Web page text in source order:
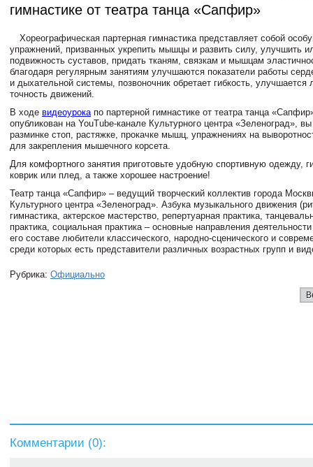
гимнастике от театра танца «Сапфир»
Хореографическая партерная гимнастика представляет собой
упражнений, призванных укрепить мышцы и развить силу, улучшить
подвижность суставов, придать тканям, связкам и мышцам
благодаря регулярным занятиям улучшаются показатели работы
и дыхательной системы, позвоночник обретает гибкость, улучшается
точность движений.
В ходе видеоурока по партерной гимнастике от театра танца
опубликован на YouTube-канале Культурного центра «Зеленоград»,
разминке стоп, растяжке, прокачке мышц, упражнениях на
для закрепления мышечного корсета.
Для комфортного занятия приготовьте удобную спортивную одежду,
коврик или плед, а также хорошее настроение!
Театр танца «Сапфир» – ведущий творческий коллектив города
Культурного центра «Зеленоград». Азбука музыкального движения
гимнастика, актерское мастерство, репертуарная практика,
практика, социальная практика – основные направления
его составе любители классического, народно-сценического и
среди которых есть представители различных возрастных групп и
Рубрика: Официально
Комментарии (0):